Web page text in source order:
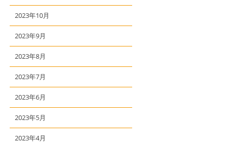
2023年10月
2023年9月
2023年8月
2023年7月
2023年6月
2023年5月
2023年4月